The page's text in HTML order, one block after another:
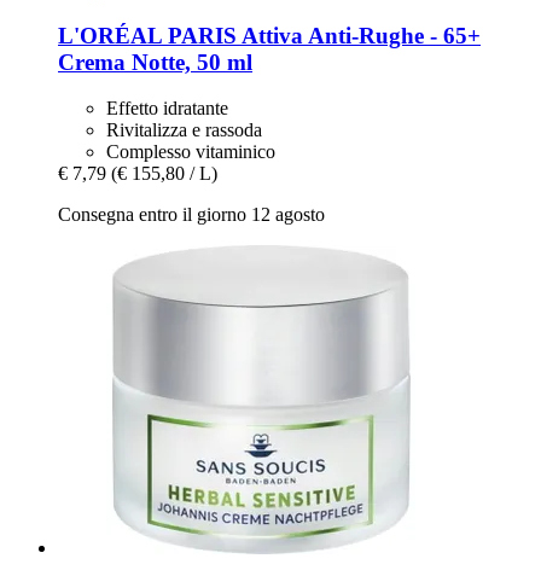
L'ORÉAL PARIS Attiva Anti-​Rughe -​ 65+
Crema Notte, 50 ml
Effetto idratante
Rivitalizza e rassoda
Complesso vitaminico
€ 7,79 (€ 155,80 / L)
Consegna entro il giorno 12 agosto